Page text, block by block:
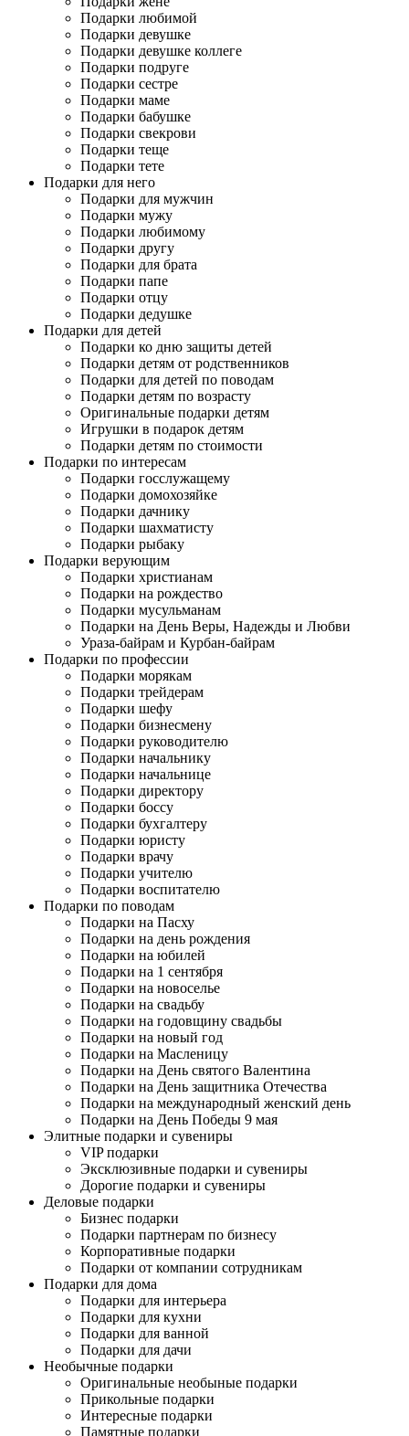
Подарки любимой
Подарки девушке
Подарки девушке коллеге
Подарки подруге
Подарки сестре
Подарки маме
Подарки бабушке
Подарки свекрови
Подарки теще
Подарки тете
Подарки для него
Подарки для мужчин
Подарки мужу
Подарки любимому
Подарки другу
Подарки для брата
Подарки папе
Подарки отцу
Подарки дедушке
Подарки для детей
Подарки ко дню защиты детей
Подарки детям от родственников
Подарки для детей по поводам
Подарки детям по возрасту
Оригинальные подарки детям
Игрушки в подарок детям
Подарки детям по стоимости
Подарки по интересам
Подарки госслужащему
Подарки домохозяйке
Подарки дачнику
Подарки шахматисту
Подарки рыбаку
Подарки верующим
Подарки христианам
Подарки на рождество
Подарки мусульманам
Подарки на День Веры, Надежды и Любви
Ураза-байрам и Курбан-байрам
Подарки по профессии
Подарки морякам
Подарки трейдерам
Подарки шефу
Подарки бизнесмену
Подарки руководителю
Подарки начальнику
Подарки начальнице
Подарки директору
Подарки боссу
Подарки бухгалтеру
Подарки юристу
Подарки врачу
Подарки учителю
Подарки воспитателю
Подарки по поводам
Подарки на Пасху
Подарки на день рождения
Подарки на юбилей
Подарки на 1 сентября
Подарки на новоселье
Подарки на свадьбу
Подарки на годовщину свадьбы
Подарки на новый год
Подарки на Масленицу
Подарки на День святого Валентина
Подарки на День защитника Отечества
Подарки на международный женский день
Подарки на День Победы 9 мая
Элитные подарки и сувениры
VIP подарки
Эксклюзивные подарки и сувениры
Дорогие подарки и сувениры
Деловые подарки
Бизнес подарки
Подарки партнерам по бизнесу
Корпоративные подарки
Подарки от компании сотрудникам
Подарки для дома
Подарки для интерьера
Подарки для кухни
Подарки для ванной
Подарки для дачи
Необычные подарки
Оригинальные необыные подарки
Прикольные подарки
Интересные подарки
Памятные подарки